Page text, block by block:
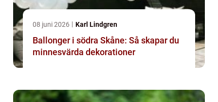
08 juni 2026 Karl Lindgren
Ballonger i södra Skåne: Så skapar du
minnesvärda dekorationer